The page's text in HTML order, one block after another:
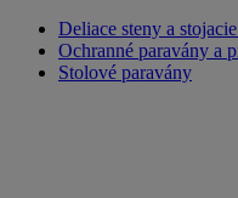
Deliace steny a
Ochranné paravány a
Stolové paravány